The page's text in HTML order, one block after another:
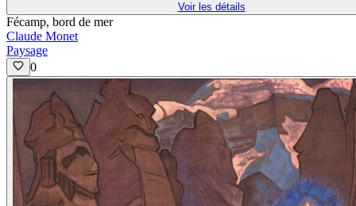
Voir les détails
Fécamp, bord de mer
Claude Monet
Paysage
0